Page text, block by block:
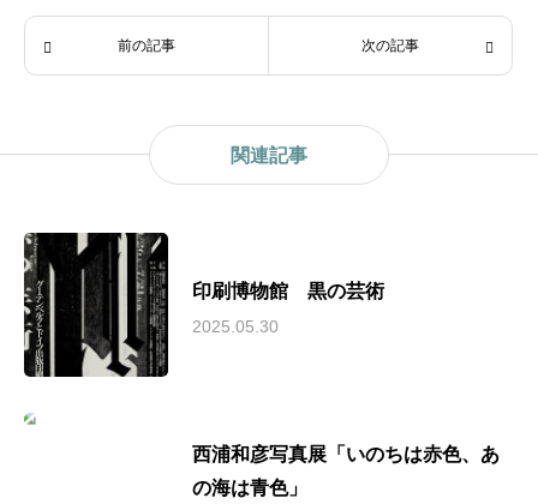
前の記事 次の記事
関連記事
印刷博物館 黒の芸術
2025.05.30
西浦和彦写真展「いのちは赤色、あ
の海は青色」